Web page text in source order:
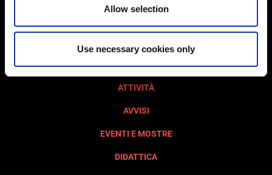
Allow selection
Use necessary cookies only
FONDAZIONE
ATTIVITÀ
AVVISI
EVENTI E MOSTRE
DIDATTICA